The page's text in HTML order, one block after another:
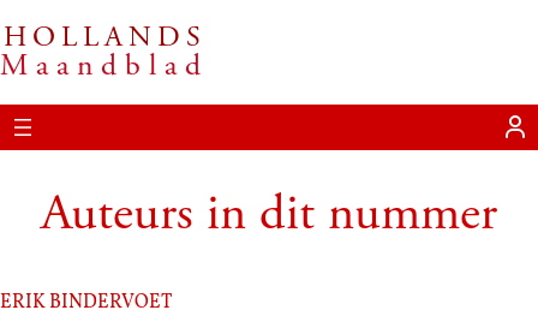
Ga
naar
de
inhoud
HOLLANDS
Maandblad
Auteurs in dit nummer
Erik Bindervoet